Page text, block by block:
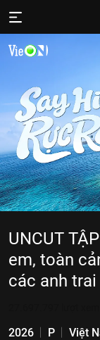
UNCUT
em, toàn
các anh
2026 P Việt